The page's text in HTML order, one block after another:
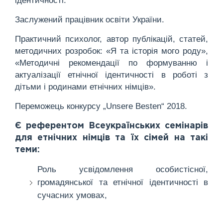
Заслужений працівник освіти України.
Практичний психолог, автор публікацій, статей,
методичних розробок: «Я та історія мого роду»,
«Методичні рекомендації по формуванню і
актуалізації етнічної ідентичності в роботі з
дітьми і родинами етнічних німців».
Переможець конкурсу „Unsere Besten“ 2018.
Є референтом Всеукраїнських семінарів
для етнічних німців та їх сімей на такі
теми:
Роль усвідомлення особистісної,
громадянської та етнічної ідентичності в
сучасних умовах,